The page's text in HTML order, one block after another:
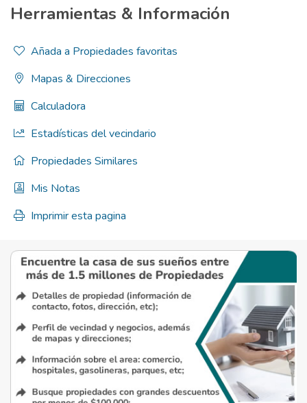
Herramientas & Información
Añada a Propiedades favoritas
Mapas & Direcciones
Calculadora
Estadísticas del vecindario
Propiedades Similares
Mis Notas
Imprimir esta pagina